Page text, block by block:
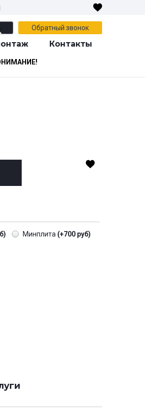
Обратный звонок
Контакты
Минплита (+700 руб)